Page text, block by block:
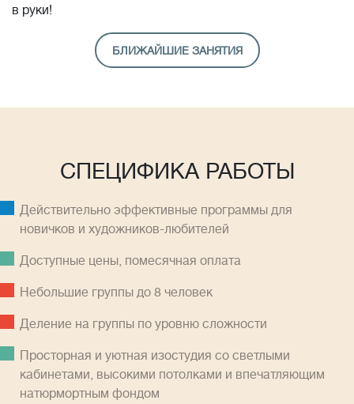
в руки!
БЛИЖАЙШИЕ ЗАНЯТИЯ
СПЕЦИФИКА РАБОТЫ
Действительно эффективные программы для
новичков и художников-любителей
Доступные цены, помесячная оплатa
Небольшие группы до 8 человек
Деление на группы по уровню сложности
Просторная и уютная изостудия со светлыми
кабинетами, высокими потолками и впечатляющим
натюрмортным фондом